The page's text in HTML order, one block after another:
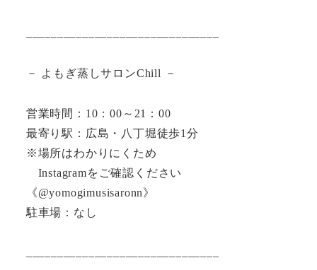
－ よもぎ蒸しサロンChill －
営業時間：10：00～21：00
最寄り駅：広島・八丁堀徒歩1分
※場所はわかりにくため
Instagramをご確認ください
《@yomogimusisaronn》
駐車場：なし